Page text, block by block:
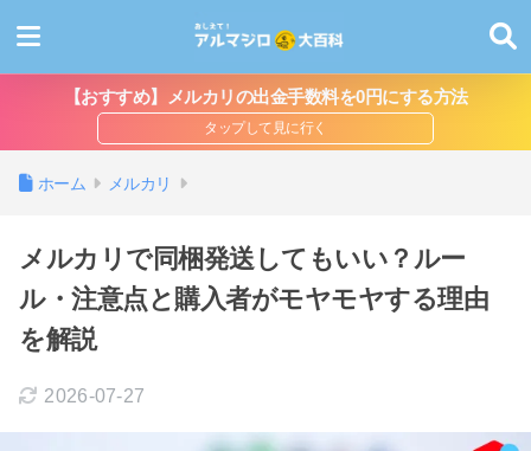
【おすすめ】メルカリの出金手数料を0円にする方法
ホーム メルカリ
メルカリで同梱発送してもいい？ルー
ル・注意点と購入者がモヤモヤする理由
を解説
2026-07-27